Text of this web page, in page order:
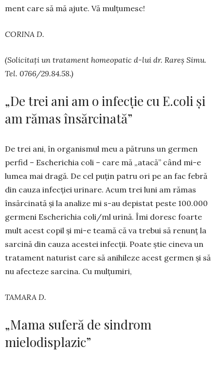
ment care să mă a­ju­te. Vă mulțu­mesc!
CORINA D.
(Solicitați un tratament homeopatic d-lui dr. Rareș Simu.
Tel. 0766/29.84.58.)
„De trei ani am o infecție cu E.coli și
am rămas însărcinată”
De trei ani, în organismul meu a pătruns un germen
perfid – Escherichia coli – care mă „ata­că” când mi-e
lumea mai dragă. De cel puțin pa­tru ori pe an fac febră
din cauza infecției urinare. Acum trei luni am rămas
însărci­nată și la analize mi s-au depistat peste 100.000
germeni Escheri­chia coli/ml urină. Îmi doresc foarte
mult acest copil și mi-e tea­mă că va trebui să renunț la
sarci­nă din cauza acestei infecții. Poate știe cineva un
tratament naturist care să anihileze acest germen și să
nu afecteze sarcina. Cu mul­țumiri,
TAMARA D.
„Mama suferă de sindrom
mielodisplazic”